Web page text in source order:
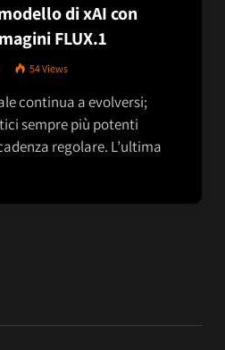
di xAI con
FLUX.1
54Views
continua a evolversi;
sempre più potenti
regolare. L’ultima